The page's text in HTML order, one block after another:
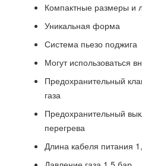
Компактные размеры и
Уникальная форма
Система пьезо поджига
Могут использоваться
Предохранительный
газа
Предохранительный
перегрева
Длина кабеля питания